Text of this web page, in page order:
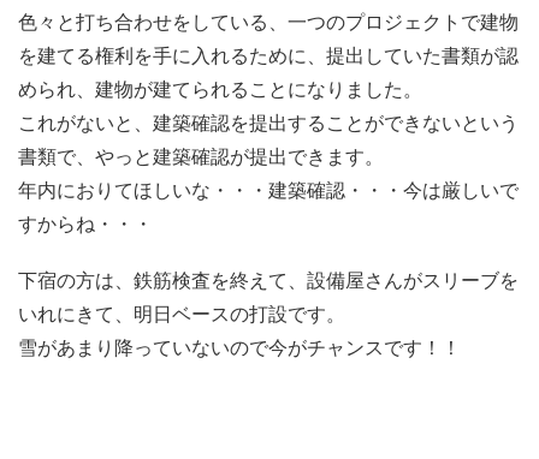
色々と打ち合わせをしている、一つのプロジェクトで建物
を建てる権利を手に入れるために、提出していた書類が認
められ、建物が建てられることになりました。
これがないと、建築確認を提出することができないという
書類で、やっと建築確認が提出できます。
年内におりてほしいな・・・建築確認・・・今は厳しいで
すからね・・・
下宿の方は、鉄筋検査を終えて、設備屋さんがスリーブを
いれにきて、明日ベースの打設です。
雪があまり降っていないので今がチャンスです！！